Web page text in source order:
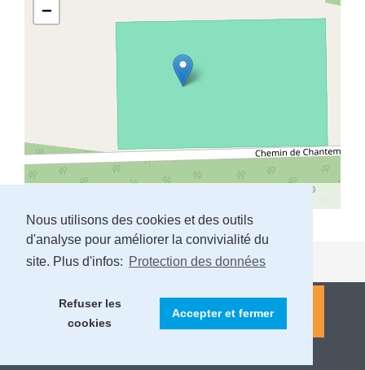
Nous utilisons des cookies et des outils
d'analyse pour améliorer la convivialité du
site. Plus d'infos: Protection des données
Refuser les
cookies
Accepter et fermer
−
, Imagery ©